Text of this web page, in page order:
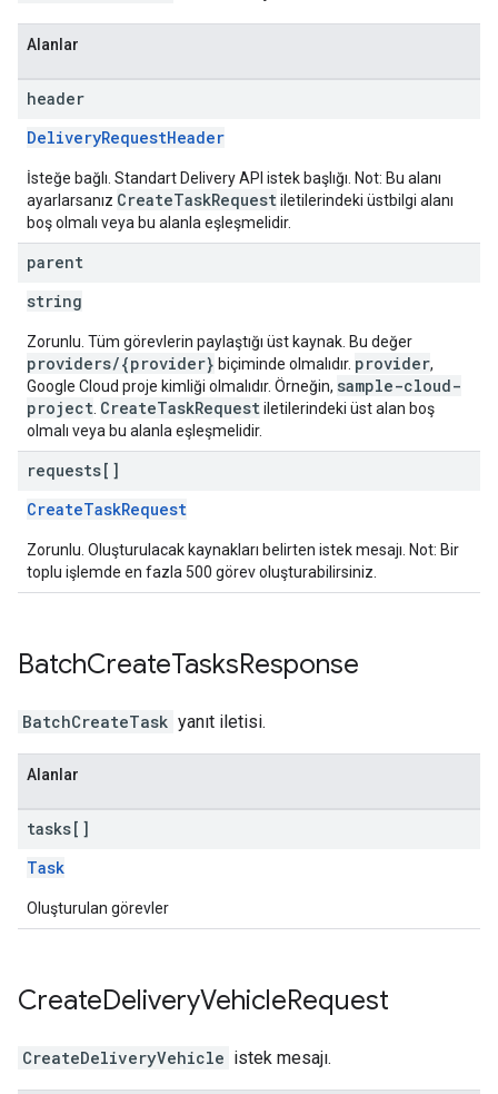
Alanlar
header
DeliveryRequestHeader
İsteğe bağlı. Standart Delivery API istek başlığı. Not: Bu alanı
ayarlarsanız CreateTaskRequestiletilerindeki üstbilgi alanı
boş olmalı veya bu alanla eşleşmelidir.
parent
string
Zorunlu. Tüm görevlerin paylaştığı üst kaynak. Bu değer
providers/{provider} biçiminde olmalıdır. provider,
Google Cloud proje kimliği olmalıdır. Örneğin, sample-cloud-
project CreateTaskRequestiletilerindeki üst alan boş
olmalı veya bu alanla eşleşmelidir.
requests[]
CreateTaskRequest
Zorunlu. Oluşturulacak kaynakları belirten istek mesajı. Not: Bir
toplu işlemde en fazla 500 görev oluşturabilirsiniz.
BatchCreateTasksResponse
BatchCreateTask yanıt iletisi.
Alanlar
tasks[]
Task
Oluşturulan görevler
CreateDeliveryVehicleRequest
CreateDeliveryVehicle istek mesajı.